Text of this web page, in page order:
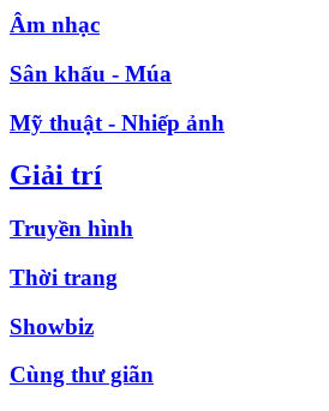
Âm nhạc
Sân khấu - Múa
Mỹ thuật - Nhiếp ảnh
Giải trí
Truyền hình
Thời trang
Showbiz
Cùng thư giãn